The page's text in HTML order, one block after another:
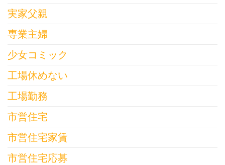
実家父親
専業主婦
少女コミック
工場休めない
工場勤務
市営住宅
市営住宅家賃
市営住宅応募